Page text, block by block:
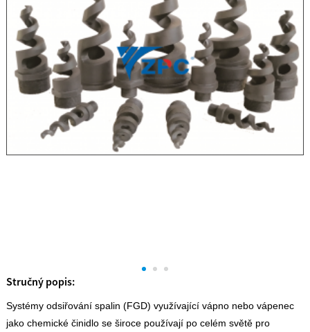
Stručný popis:
Systémy odsiřování spalin (FGD) využívající vápno nebo vápenec
jako chemické činidlo se široce používají po celém světě pro